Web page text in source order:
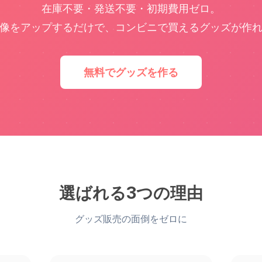
在庫不要・発送不要・初期費用ゼロ。
をアップするだけで、コンビニで買えるグッズが作
無料でグッズを作る
選ばれる3つの理由
グッズ販売の面倒をゼロに